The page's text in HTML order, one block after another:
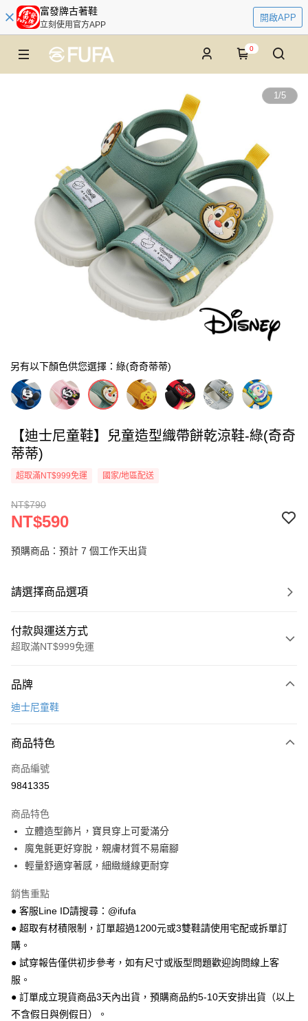
富發牌古著鞋
立刻使用官方APP
開啟APP
0
1/5
另有以下顏色供您選擇：綠(奇奇蒂蒂)
【迪士尼童鞋】兒童造型織帶餅乾涼鞋-綠(奇奇
蒂蒂)
超取滿NT$999免運 國家/地區配送
NT$790
NT$590
預購商品：預計 7 個工作天出貨
請選擇商品選項
付款與運送方式
超取滿NT$999免運
信用卡一次付款
LINE Pay
Apple Pay
悠遊付
Google Pay
全盈+PAY
AFTEE先享後付
相關說明
【關於「AFTEE先享後付」】
AFTEE先享後付是「在收到商品之後才付款」的支付方式。 讓您購物簡單
１．簡單：不需註冊會員、不需綁卡、不需儲值。
２．便利：只要手機號碼，簡訊認證，即可結帳。
３．安心：先確認商品／服務後，再付款。
【「AFTEE先享後付」結帳流程】
ATM付款
全家 取貨付款
每筆NT$70，滿NT$999(含以上)免運費
品牌
迪士尼童鞋
商品特色
商品編號
9841335
商品特色
立體造型飾片，寶貝穿上可愛滿分
魔鬼氈更好穿脫，親膚材質不易磨腳
輕量舒適穿著感，細緻縫線更耐穿
銷售重點
● 客服Line ID請搜尋：@ifufa
● 超取有材積限制，訂單超過1200元或3雙鞋請使用宅配或拆單訂
購。
● 試穿報告僅供初步參考，如有尺寸或版型問題歡迎詢問線上客
服。
● 訂單成立現貨商品3天內出貨，預購商品約5-10天安排出貨（以上
不含假日與例假日）。